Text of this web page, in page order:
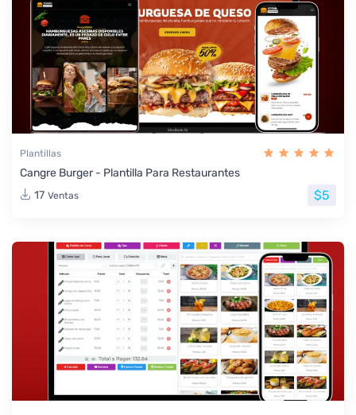
Plantillas
Cangre Burger - Plantilla Para Restaurantes
17 Ventas $5